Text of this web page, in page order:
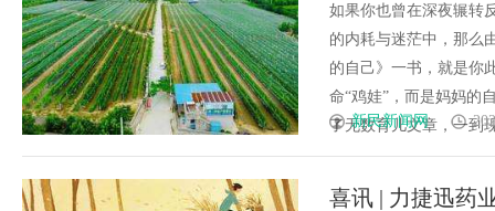
如果你也曾在深夜辗转
的内耗与迷茫中，那么
的自己》一书，就是你
命“鸡娃”，而是妈妈的
了无数育儿文章，一到
新民新闻网
喜讯 | 力捷迅药